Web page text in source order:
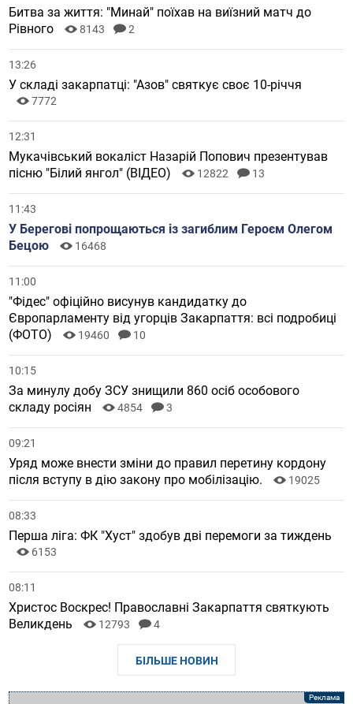
Битва за життя: "Минай" поїхав на виїзний матч до
Рівного
8143 2
13:26
У складі закарпатці: "Азов" святкує своє 10-річчя
7772
12:31
Мукачівський вокаліст Назарій Попович презентував
пісню "Білий янгол" (ВІДЕО)
12822 13
11:43
У Берегові попрощаються із загиблим Героєм Олегом
Бецою
16468
11:00
"Фідес" офіційно висунув кандидатку до
Європарламенту від угорців Закарпаття: всі подробиці
(ФОТО)
19460 10
10:15
За минулу добу ЗСУ знищили 860 осіб особового
складу росіян
4854 3
09:21
Уряд може внести зміни до правил перетину кордону
після вступу в дію закону про мобілізацію.
19025
08:33
Перша ліга: ФК "Хуст" здобув дві перемоги за тиждень
6153
08:11
Христос Воскрес! Православні Закарпаття святкують
Великдень
12793 4
БІЛЬШЕ НОВИН